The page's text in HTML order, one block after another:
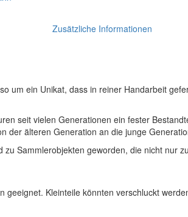
Zusätzliche Informationen
um ein Unikat, dass in reiner Handarbeit
seit vielen Generationen ein fester
der älteren Generation an die junge
zu Sammlerobjekten geworden, die nicht nur
geeignet. Kleinteile könnten verschluckt